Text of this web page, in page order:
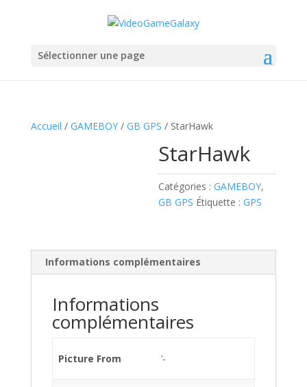
Sélectionner une page
Accueil / GAMEBOY/ GB GPS / StarHawk
StarHawk
Catégories :GAMEBOY,
GB GPS Étiquette :GPS
Informations complémentaires
Informations
complémentaires
Picture From '-